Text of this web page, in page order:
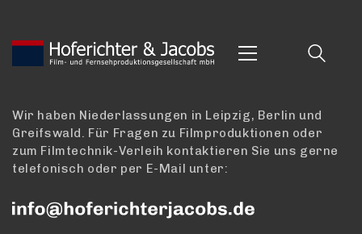
Wir haben Niederlassungen in Leipzig, Berlin und
Greifswald. Für Fragen zu Filmproduktionen oder
zum Filmtechnik-Verleih kontaktieren Sie uns gerne
telefonisch oder per E-Mail unter: